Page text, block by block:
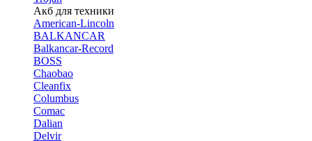
Акб для техники
American-Lincoln
BALKANCAR
Balkancar-Record
BOSS
Chaobao
Cleanfix
Columbus
Comac
Dalian
Delvir